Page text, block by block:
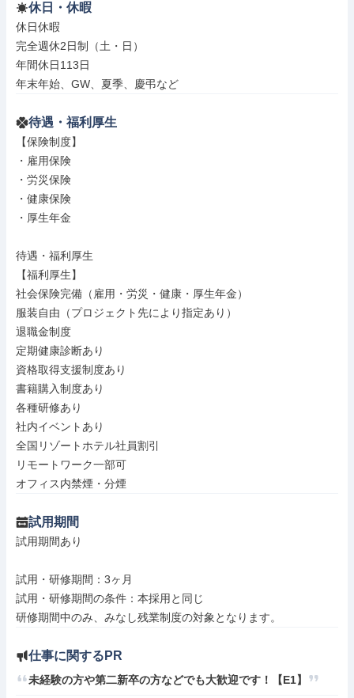
休日・休暇
休日休暇
完全週休2日制（土・日）
年間休日113日
年末年始、GW、夏季、慶弔など
待遇・福利厚生
【保険制度】
・雇用保険
・労災保険
・健康保険
・厚生年金
待遇・福利厚生
【福利厚生】
社会保険完備（雇用・労災・健康・厚生年金）
服装自由（プロジェクト先により指定あり）
退職金制度
定期健康診断あり
資格取得支援制度あり
書籍購入制度あり
各種研修あり
社内イベントあり
全国リゾートホテル社員割引
リモートワーク一部可
オフィス内禁煙・分煙
試用期間
試用期間あり
試用・研修期間：3ヶ月
試用・研修期間の条件：本採用と同じ
仕事に関するPR
未経験の方や第二新卒の方などでも大歓迎です！【E1】